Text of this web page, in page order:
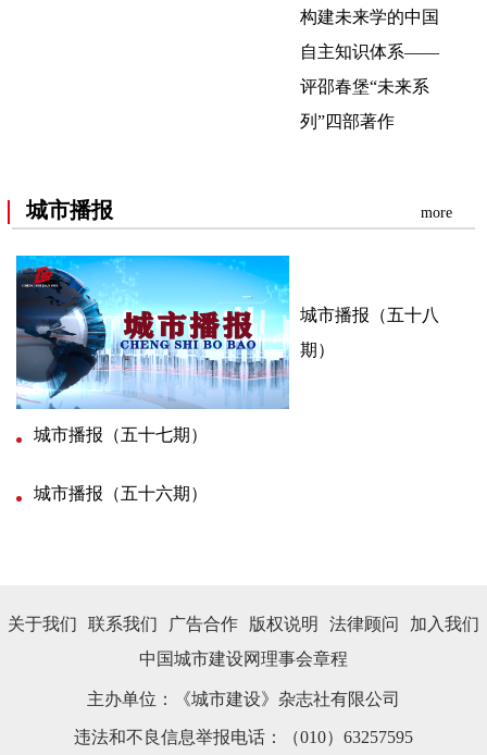
构建未来学的中国
自主知识体系——
评邵春堡“未来系
列”四部著作
城市播报 more
城市播报（五十八
期）
城市播报（五十七期）
城市播报（五十六期）
关于我们 联系我们 广告合作 版权说明 法律顾问
加入我们
中国城市建设网理事会章程
主办单位：《城市建设》杂志社有限公司
违法和不良信息举报电话：（010）63257595